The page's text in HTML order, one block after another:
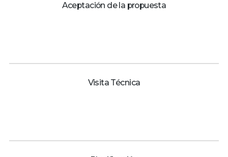
Aceptación de la propuesta
Visita Técnica